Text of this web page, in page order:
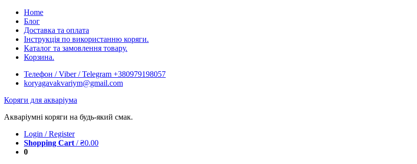
Skip
content
Home
Блог
Доставка та оплата
Інструкція по використанню коряги.
Каталог та замовлення товару.
Корзина.
Телефон / Viber / Telegram +380979198057
koryagavakvariym@gmail.com
Коряги для акваріума
Акваріумні коряги на будь-який смак.
Login / Register
Shopping Cart /₴0.00
0